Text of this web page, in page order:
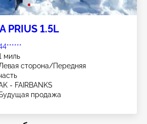
PRIUS 1.5L
миль
сторона/Передняя
- FAIRBANKS
Будущая продажа